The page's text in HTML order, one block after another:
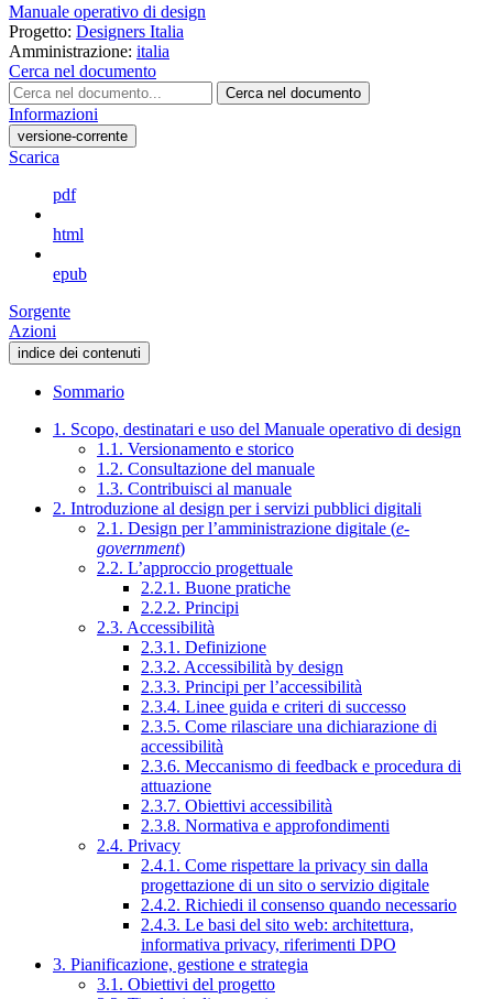
Manuale operativo di design
Progetto: Designers Italia
Amministrazione: italia
Cerca nel documento
Cerca nel documento
Informazioni
versione-corrente
Scarica
pdf
html
epub
Sorgente
Azioni
indice dei contenuti
Sommario
1. Scopo, destinatari e uso del Manuale operativo di design
1.1. Versionamento e storico
1.2. Consultazione del manuale
1.3. Contribuisci al manuale
2. Introduzione al design per i servizi pubblici digitali
2.1. Design per l’amministrazione digitale (e-
government)
2.2. L’approccio progettuale
2.2.1. Buone pratiche
2.2.2. Principi
2.3. Accessibilità
2.3.1. Definizione
2.3.2. Accessibilità by design
2.3.3. Principi per l’accessibilità
2.3.4. Linee guida e criteri di successo
2.3.5. Come rilasciare una dichiarazione di
accessibilità
2.3.6. Meccanismo di feedback e procedura di
attuazione
2.3.7. Obiettivi accessibilità
2.3.8. Normativa e approfondimenti
2.4. Privacy
2.4.1. Come rispettare la privacy sin dalla
progettazione di un sito o servizio digitale
2.4.2. Richiedi il consenso quando necessario
2.4.3. Le basi del sito web: architettura,
informativa privacy, riferimenti DPO
3. Pianificazione, gestione e strategia
3.1. Obiettivi del progetto